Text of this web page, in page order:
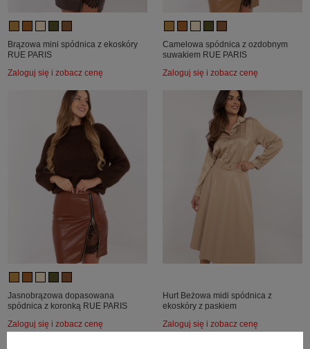
Brązowa mini spódnica z ekoskóry
RUE PARIS
Zaloguj się i zobacz cenę
Camelowa spódnica z ozdobnym
suwakiem RUE PARIS
Zaloguj się i zobacz cenę
Jasnobrązowa dopasowana
spódnica z koronką RUE PARIS
Zaloguj się i zobacz cenę
Hurt Beżowa midi spódnica z
ekoskóry z paskiem
Zaloguj się i zobacz cenę